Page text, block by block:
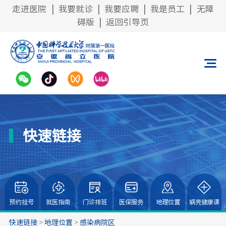
走进医院 我要就诊 我要应聘 我是员工
无障
碍版
返回引导页
快速链接
预约挂号 就医指南 门诊排班 医保服务 地理位置 蜗壳健康课
快速链接> 地理位置 > 感染病院区